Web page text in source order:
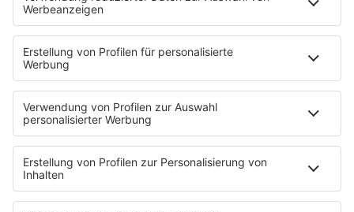
umgegangen ist und wie "Mambo No. 5" überhaupt
entstanden ist, hat er uns erzählt.